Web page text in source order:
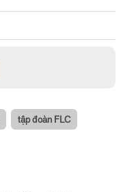
tập đoàn FLC